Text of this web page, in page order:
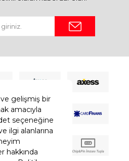
gelişmiş bir
amacıyla
seçeneğine
ilgi alanlarına
hakkında